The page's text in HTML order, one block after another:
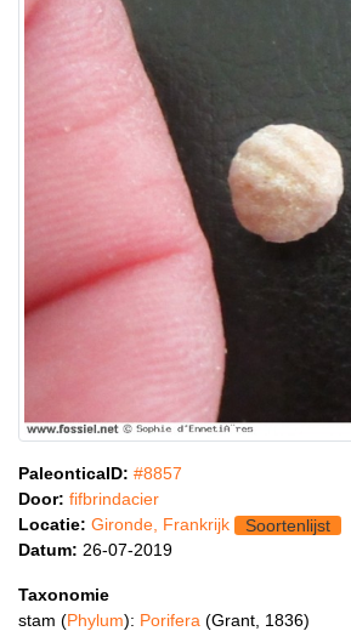
PaleonticaID: #8857
Door: fifbrindacier
Locatie: Gironde, Frankrijk
Soortenlijst
Datum: 26-07-2019
Taxonomie
stam (Phylum): Porifera (Grant, 1836)